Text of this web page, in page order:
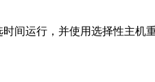
间运行，并使用选择性主